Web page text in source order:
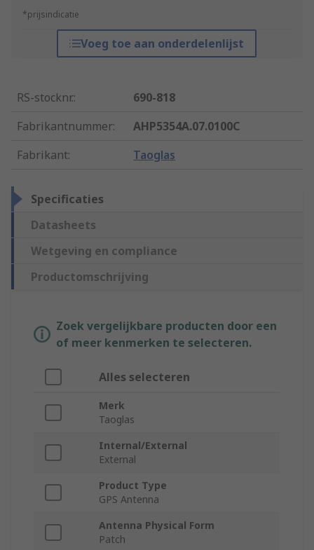
*prijsindicatie
Voeg toe aan onderdelenlijst
RS-stocknr.:
690-818
Fabrikantnummer:
AHP5354A.07.0100C
Fabrikant: Taoglas
Specificaties
Datasheets
Wetgeving en compliance
Productomschrijving
Zoek vergelijkbare producten door een
of meer kenmerken te selecteren.
Alles selecteren
Merk
Taoglas
Internal/External
External
Product Type
GPS Antenna
Antenna Physical Form
Patch